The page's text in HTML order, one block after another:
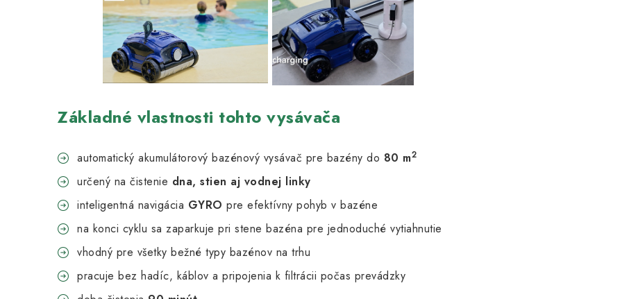
Základné vlastnosti tohto vysávača
automatický akumulátorový bazénový vysávač pre bazény do 80 m2
určený na čistenie dna, stien aj vodnej linky
inteligentná navigácia GYRO pre efektívny pohyb v bazéne
na konci cyklu sa zaparkuje pri stene bazéna pre jednoduché vytiahnutie
vhodný pre všetky bežné typy bazénov na trhu
pracuje bez hadíc, káblov a pripojenia k filtrácii počas prevádzky